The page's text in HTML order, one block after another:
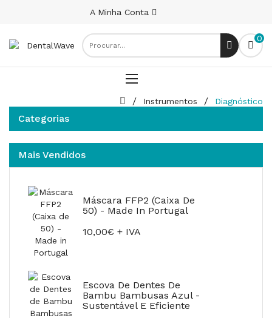
A Minha Conta
0
Instrumentos Diagnóstico
Categorias
Mais Vendidos
Máscara FFP2 (Caixa De
50) - Made In Portugal
10,00€ + IVA
Escova De Dentes De
Bambu Bambusas Azul -
Sustentável E Eficiente